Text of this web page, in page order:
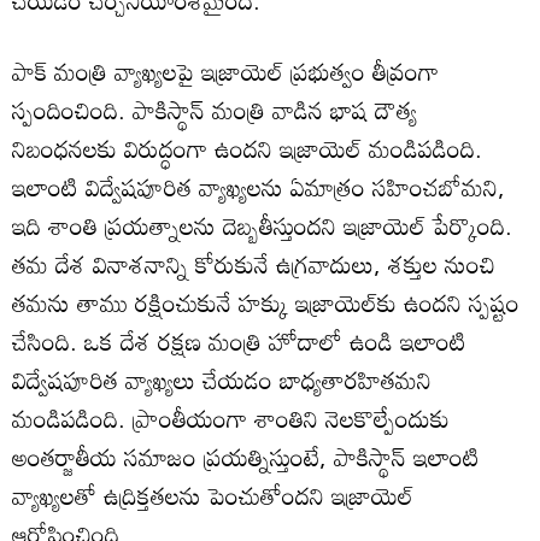
పాక్ మంత్రి వ్యాఖ్యలపై ఇజ్రాయెల్ ప్రభుత్వం తీవ్రంగా
స్పందించింది. పాకిస్థాన్ మంత్రి వాడిన భాష దౌత్య
నిబంధనలకు విరుద్ధంగా ఉందని ఇజ్రాయెల్ మండిపడింది.
ఇలాంటి విద్వేషపూరిత వ్యాఖ్యలను ఏమాత్రం సహించబోమని,
ఇది శాంతి ప్రయత్నాలను దెబ్బతీస్తుందని ఇజ్రాయెల్ పేర్కొంది.
తమ దేశ వినాశనాన్ని కోరుకునే ఉగ్రవాదులు, శక్తుల నుంచి
తమను తాము రక్షించుకునే హక్కు ఇజ్రాయెల్‌కు ఉందని స్పష్టం
చేసింది. ఒక దేశ రక్షణ మంత్రి హోదాలో ఉండి ఇలాంటి
విద్వేషపూరిత వ్యాఖ్యలు చేయడం బాధ్యతారహితమని
మండిపడింది. ప్రాంతీయంగా శాంతిని నెలకొల్పేందుకు
అంతర్జాతీయ సమాజం ప్రయత్నిస్తుంటే, పాకిస్థాన్ ఇలాంటి
వ్యాఖ్యలతో ఉద్రిక్తతలను పెంచుతోందని ఇజ్రాయెల్